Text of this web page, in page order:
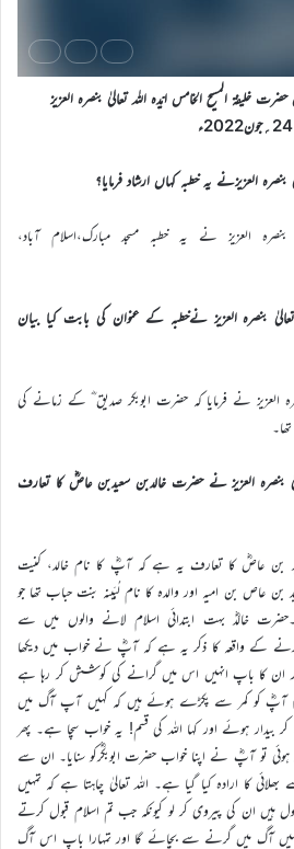
حضرت خلیفۃ المسیح الخامس ایّدہ اللہ تعالیٰ بنصرہ العزیز
24؍جون2022ء
بنصرہ العزیز نے یہ خطبہ مسجد مبارک،اسلام آباد،
اللہ تعالیٰ بنصرہ العزیز نےخطبہ کے عنوان کی بابت کیا بیان
العزیز نے فرمایا کہ حضرت ابوبکر صدیق ؓ کے زمانے کی
اللہ تعالیٰ بنصرہ العزیز نے حضرت خالدبن سعیدبن عاصؓ کا تعارف
بن عاصؓ کا تعارف یہ ہے کہ آپؓ کا نام خالد، کنیت
عاص بن امیہ اور والدہ کا نام لُبَینہ بنت حباب تھا جو
خالدؓ بہت ابتدائی اسلام لانے والوں میں سے
کے واقعہ کا ذکر یہ ہے کہ آپؓ نے خواب میں دیکھا
کا باپ انہیں اس میں گرانے کی کوشش کر رہا ہے
آپؓ کو کمر سے پکڑے ہوئے ہیں کہ کہیں آپ آگ میں
بیدار ہوئے اور کہا اللہ کی قسم! یہ خواب سچا ہے۔ پھر
تو آپؓ نے اپنا خواب حضرت ابوبکؓرکو سنایا۔ ان سے
کا ارادہ کیا گیا ہے۔ اللہ تعالیٰ چاہتا ہے کہ تمہیں
ہیں ان کی پیروی کر لو کیونکہ جب تم اسلام قبول کرتے
آگ میں گرنے سے بچائے گا اور تمہارا باپ اس آگ